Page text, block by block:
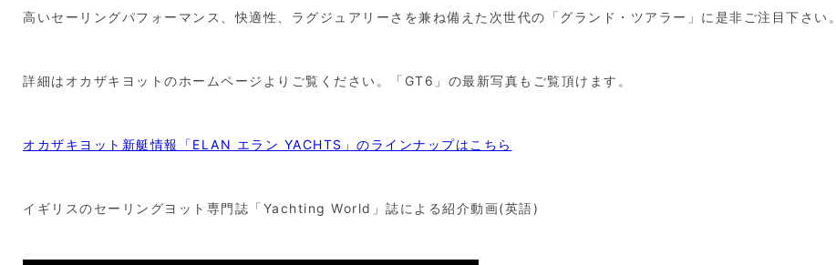
高いセーリングパフォーマンス、快適性、ラグジュアリーさを兼ね備えた次世代の「グランド・ツアラー」に是非ご注目下さい。
詳細はオカザキヨットのホームページよりご覧ください。「GT6」の最新写真もご覧頂けます。
オカザキヨット新艇情報「ELAN エラン YACHTS」のラインナップはこちら
イギリスのセーリングヨット専門誌「Yachting World」誌による紹介動画(英語)